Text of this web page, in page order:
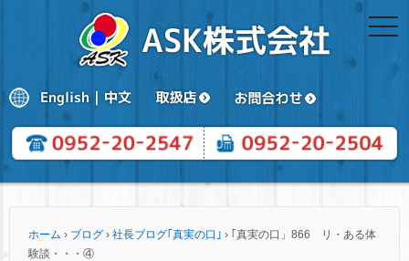
ホーム › ブログ › 社長ブログ｢真実の口｣ › ｢真実の口」866 リ・ある体
験談・・・④